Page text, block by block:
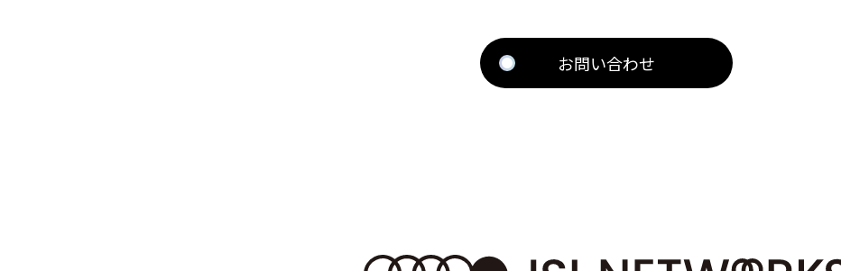
お問い合わせ